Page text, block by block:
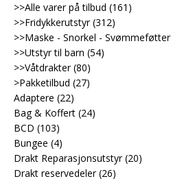
>>Alle varer på tilbud (161)
>>Fridykkerutstyr (312)
>>Maske - Snorkel - Svømmeføtter
>>Utstyr til barn (54)
>>Våtdrakter (80)
>Pakketilbud (27)
Adaptere (22)
Bag & Koffert (24)
BCD (103)
Bungee (4)
Drakt Reparasjonsutstyr (20)
Drakt reservedeler (26)